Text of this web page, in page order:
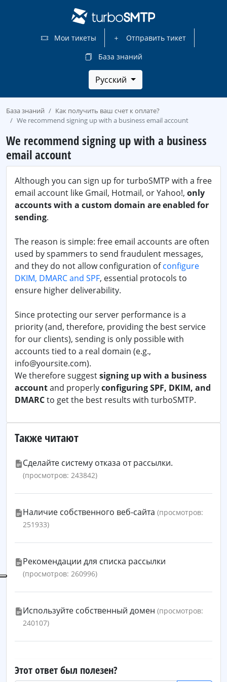
Мои тикеты
Отправить тикет
База знаний
Русский
База знаний
Как получить ваш счет к оплате?
We recommend signing up with a business email account
We recommend signing up with a business
email account
Although you can sign up for turboSMTP with a free
email account like Gmail, Hotmail, or Yahoo!, only
accounts with a custom domain are enabled for
sending.
The reason is simple: free email accounts are often
used by spammers to send fraudulent messages,
and they do not allow configuration ofconfigure
DKIM, DMARC and SPF, essential protocols to
ensure higher deliverability.
Since protecting our server performance is a
priority (and, therefore, providing the best service
for our clients), sending is only possible with
accounts tied to a real domain (e.g.,
info@yoursite.com).
We therefore suggestsigning up with a business
accountand properlyconfiguring SPF, DKIM, and
DMARCto get the best results with turboSMTP.
Также читают
Сделайте систему отказа от рассылки.
(просмотров: 243842)
Наличие собственного веб-сайта (просмотров:
251933)
Рекомендации для списка рассылки
(просмотров: 260996)
Используйте собственный домен (просмотров:
240107)
Этот ответ был полезен?